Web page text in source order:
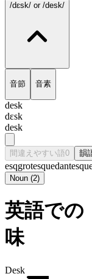
/dɛsk/ or /desk/
音節 音素
desk
dɛsk
desk
間違えやすい語0 韻
esqgrotesque
Noun (2)
英語での
味
Desk